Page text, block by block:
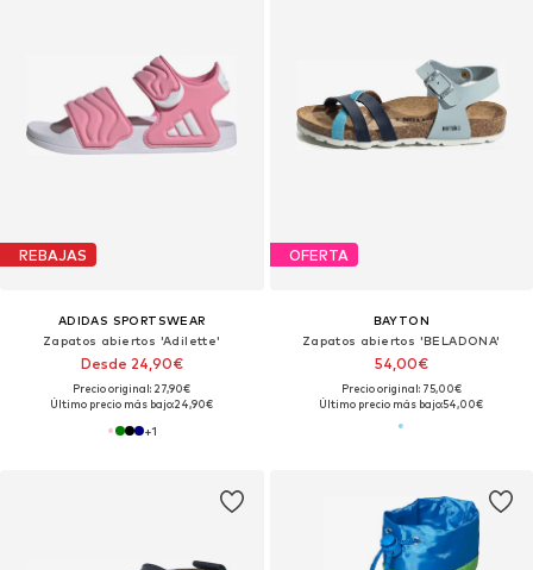
REBAJAS
ADIDAS SPORTSWEAR
Zapatos abiertos 'Adilette'
Desde 24,90€
Precio original: 27,90€
Último precio más bajo:24,90€
+1
OFERTA
BAYTON
Zapatos abiertos 'BELADONA'
54,00€
Precio original: 75,00€
Último precio más bajo:54,00€